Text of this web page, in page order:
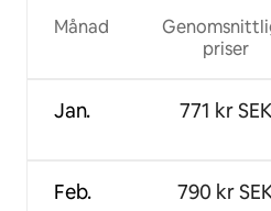
Månad
Jan.
Feb.
priser
771 kr
790 kr